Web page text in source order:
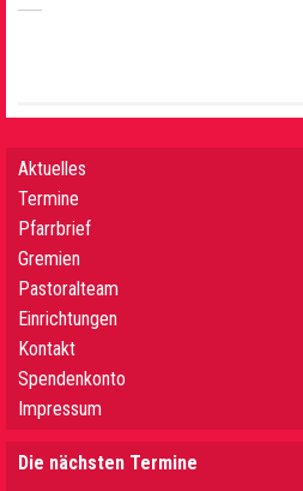
Aktuelles
Termine
Pfarrbrief
Gremien
Pastoralteam
Einrichtungen
Kontakt
Spendenkonto
Impressum
Die nächsten Termine